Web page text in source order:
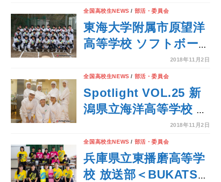
全国高校生NEWS / 部活・委員会
東海大学附属市原望洋
高等学校 ソフトボー
ル部＜BUKATSU魂。
Supported by
MATCH Season7＞
2018年11月2日
全国高校生NEWS / 部活・委員会
Spotlight VOL.25 新
潟県立海洋高等学校 食
2018年11月2日
全国高校生NEWS / 部活・委員会
兵庫県立東播磨高等学
校 放送部＜BUKATSU